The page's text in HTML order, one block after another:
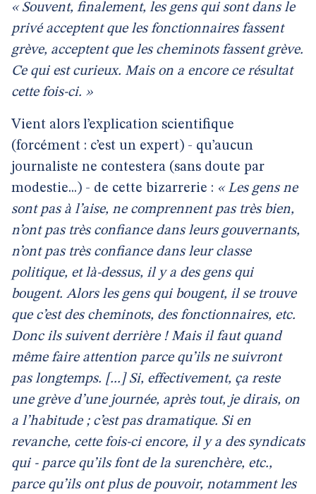
« Souvent, finalement, les gens qui sont dans le
privé acceptent que les fonctionnaires fassent
grève, acceptent que les cheminots fassent grève.
Ce qui est curieux. Mais on a encore ce résultat
cette fois-ci. »
Vient alors l’explication scientifique
(forcément : c’est un expert) - qu’aucun
journaliste ne contestera (sans doute par
modestie...) - de cette bizarrerie : « Les gens ne
sont pas à l’aise, ne comprennent pas très bien,
n’ont pas très confiance dans leurs gouvernants,
n’ont pas très confiance dans leur classe
politique, et là-dessus, il y a des gens qui
bougent. Alors les gens qui bougent, il se trouve
que c’est des cheminots, des fonctionnaires, etc.
Donc ils suivent derrière ! Mais il faut quand
même faire attention parce qu’ils ne suivront
pas longtemps. [...] Si, effectivement, ça reste
une grève d’une journée, après tout, je dirais, on
a l’habitude ; c’est pas dramatique. Si en
revanche, cette fois-ci encore, il y a des syndicats
qui - parce qu’ils font de la surenchère, etc.,
parce qu’ils ont plus de pouvoir, notamment les